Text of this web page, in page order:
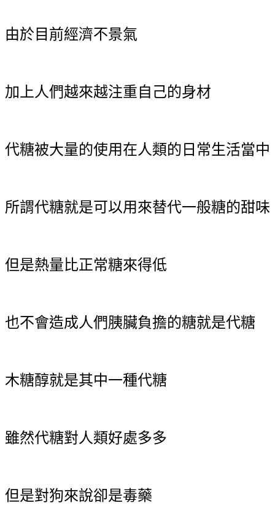
由於目前經濟不景氣
加上人們越來越注重自己的身材
代糖被大量的使用在人類的日常生活當中
所謂代糖就是可以用來替代一般糖的甜味
但是熱量比正常糖來得低
也不會造成人們胰臟負擔的糖就是代糖
木糖醇就是其中一種代糖
雖然代糖對人類好處多多
但是對狗來說卻是毒藥